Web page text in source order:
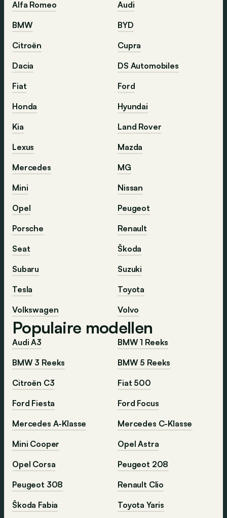
Alfa Romeo
Audi
BMW
BYD
Citroën
Cupra
Dacia
DS Automobiles
Fiat
Ford
Honda
Hyundai
Kia
Land Rover
Lexus
Mazda
Mercedes
MG
Mini
Nissan
Opel
Peugeot
Porsche
Renault
Seat
Škoda
Subaru
Suzuki
Tesla
Toyota
Volkswagen
Volvo
Populaire modellen
Audi A3
BMW 1 Reeks
BMW 3 Reeks
BMW 5 Reeks
Citroën C3
Fiat 500
Ford Fiesta
Ford Focus
Mercedes A-Klasse
Mercedes C-Klasse
Mini Cooper
Opel Astra
Opel Corsa
Peugeot 208
Peugeot 308
Renault Clio
Škoda Fabia
Toyota Yaris